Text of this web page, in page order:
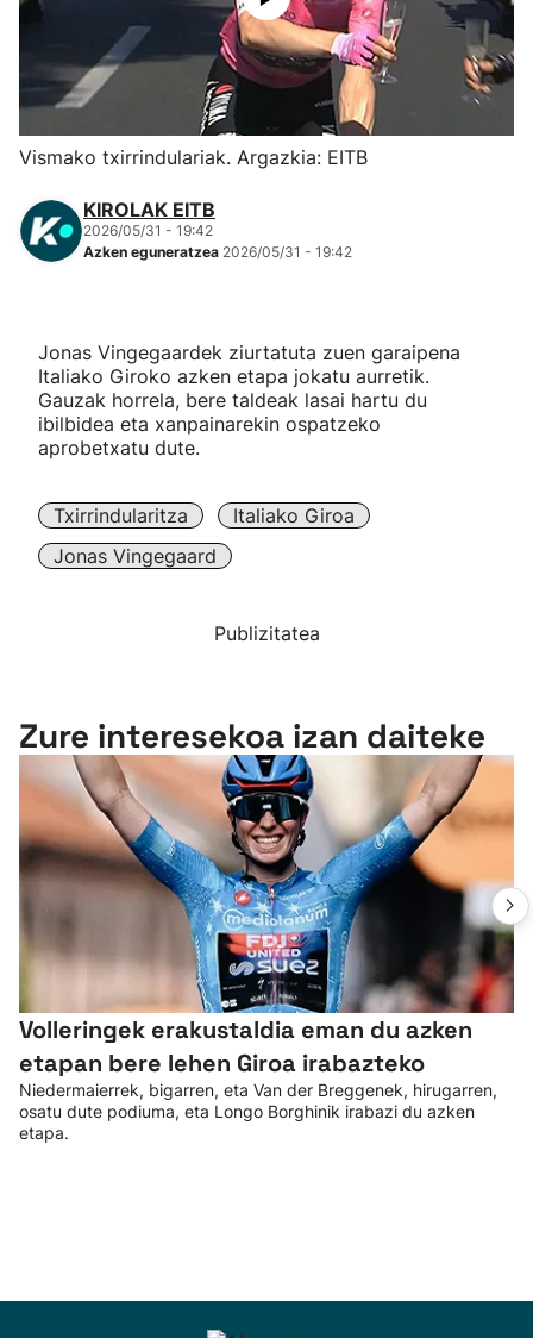
Herri-kirolak
Eskubaloia
Kirolak 360
Atletismoa
Kirol gehiago
"Helmuga"
Vismako txirrindulariak. Argazkia: EITB
KIROLAK EITB
2026/05/31 - 19:42
Azken eguneratzea 2026/05/31 - 19:42
Jonas Vingegaardek ziurtatuta zuen garaipena
Italiako Giroko azken etapa jokatu aurretik.
Gauzak horrela, bere taldeak lasai hartu du
ibilbidea eta xanpainarekin ospatzeko
aprobetxatu dute.
Txirrindularitza
Italiako Giroa
Jonas Vingegaard
Publizitatea
Zure interesekoa izan daiteke
Volleringek erakustaldia eman du azken
etapan bere lehen Giroa irabazteko
Niedermaierrek, bigarren, eta Van der Breggenek, hirugarren,
osatu dute podiuma, eta Longo Borghinik irabazi du azken
etapa.